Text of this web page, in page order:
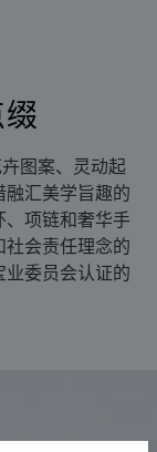
图案、灵动起
汇美学旨趣的
、项链和奢华手
会责任理念的
委员会认证的